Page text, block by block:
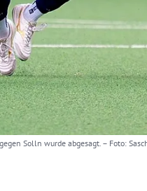
Solln wurde abgesagt. – Foto: